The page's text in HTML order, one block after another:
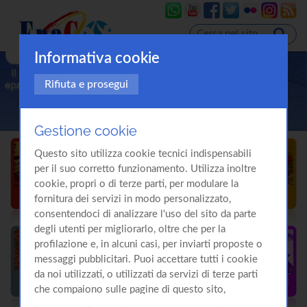
Informativa cookie
Rifiuta e prosegui
Gestione cookie
Questo sito utilizza cookie tecnici indispensabili
per il suo corretto funzionamento. Utilizza inoltre
cookie, propri o di terze parti, per modulare la
fornitura dei servizi in modo personalizzato,
consentendoci di analizzare l'uso del sito da parte
degli utenti per migliorarlo, oltre che per la
profilazione e, in alcuni casi, per inviarti proposte o
messaggi pubblicitari. Puoi accettare tutti i cookie
da noi utilizzati, o utilizzati da servizi di terze parti
che compaiono sulle pagine di questo sito,
premendo il pulsante "Accetta tutti i cookie"